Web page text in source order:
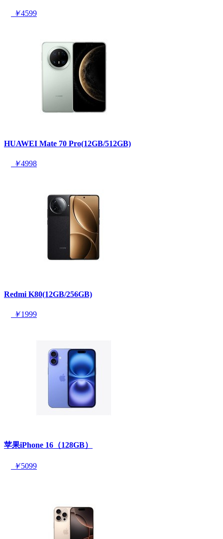
￥4599
HUAWEI Mate 70 Pro(12GB/512GB)
￥4998
Redmi K80(12GB/256GB)
￥1999
苹果iPhone 16（128GB）
￥5099